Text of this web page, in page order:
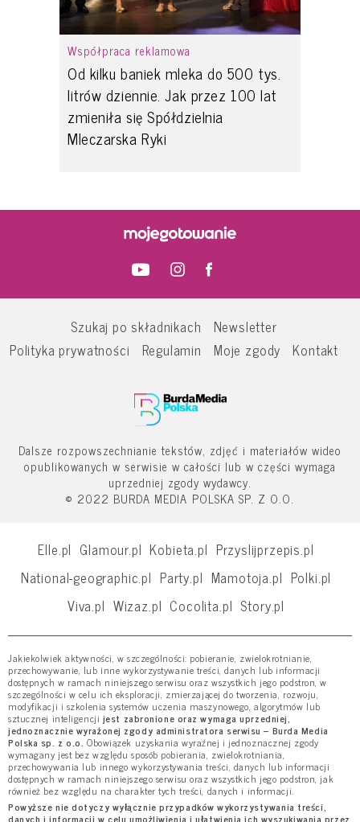
Współpraca reklamowa
Od kilku baniek mleka do 500 tys.
litrów dziennie. Jak przez 100 lat
zmieniła się Spółdzielnia
Mleczarska Ryki
Szukaj po składnikach
Newsletter
Polityka prywatności
Regulamin Moje zgody Kontakt
Dalsze rozpowszechnianie tekstów, zdjęć i materiałów wideo
opublikowanych w serwisie w całości lub w części wymaga
uprzedniej zgody wydawcy.
© 2022 BURDA MEDIA POLSKA SP. Z O.O.
Elle.pl Glamour.pl Kobieta.pl Przyslijprzepis.pl
National-geographic.pl Party.pl Mamotoja.pl Polki.pl
Viva.pl Wizaz.pl Cocolita.pl Story.pl
Jakiekolwiek aktywności, w szczególności: pobieranie, zwielokrotnianie,
przechowywanie, lub inne wykorzystywanie treści, danych lub informacji
dostępnych w ramach niniejszego serwisu oraz wszystkich jego podstron, w
szczególności w celu ich eksploracji, zmierzającej do tworzenia, rozwoju,
modyfikacji i szkolenia systemów uczenia maszynowego, algorytmów lub
sztucznej inteligencji jest zabronione oraz wymaga uprzedniej,
jednoznacznie wyrażonej zgody administratora serwisu – Burda Media
Polska sp. z o.o. Obowiązek uzyskania wyraźnej i jednoznacznej zgody
wymagany jest bez względu sposób pobierania, zwielokrotniania,
przechowywania lub innego wykorzystywania treści, danych lub informacji
dostępnych w ramach niniejszego serwisu oraz wszystkich jego podstron, jak
również bez względu na charakter tych treści, danych i informacji.
Powyższe nie dotyczy wyłącznie przypadków wykorzystywania treści,